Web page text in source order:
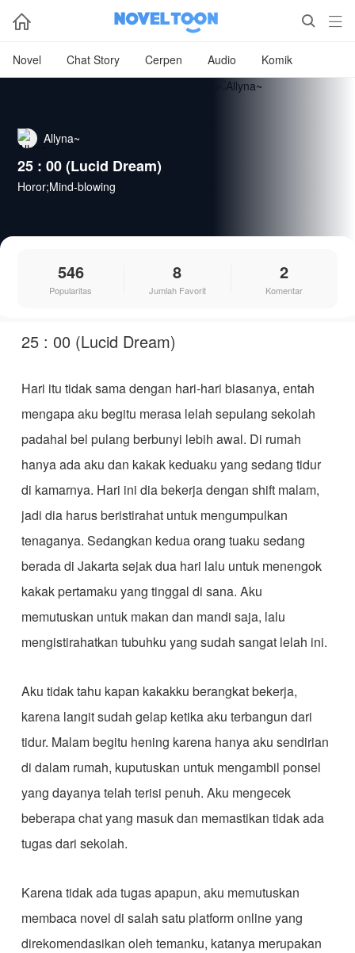
  
Novel Chat Story Cerpen Audio Komik
Allyna~
25 : 00 (Lucid Dream)
Horor;Mind-blowing
546
Popularitas
8
Jumlah Favorit
2
Komentar
25 : 00 (Lucid Dream)
Hari itu tidak sama dengan hari-hari biasanya, entah
mengapa aku begitu merasa lelah sepulang sekolah
padahal bel pulang berbunyi lebih awal. Di rumah
hanya ada aku dan kakak keduaku yang sedang tidur
di kamarnya. Hari ini dia bekerja dengan shift malam,
jadi dia harus beristirahat untuk mengumpulkan
tenaganya. Sedangkan kedua orang tuaku sedang
berada di Jakarta sejak dua hari lalu untuk menengok
kakak pertamaku yang tinggal di sana. Aku
memutuskan untuk makan dan mandi saja, lalu
mengistirahatkan tubuhku yang sudah sangat lelah ini.
Aku tidak tahu kapan kakakku berangkat bekerja,
karena langit sudah gelap ketika aku terbangun dari
tidur. Malam begitu hening karena hanya aku sendirian
di dalam rumah, kuputuskan untuk mengambil ponsel
yang dayanya telah terisi penuh. Aku mengecek
beberapa chat yang masuk dan memastikan tidak ada
tugas dari sekolah.
Karena tidak ada tugas apapun, aku memutuskan
membaca novel di salah satu platform online yang
direkomendasikan oleh temanku, katanya merupakan